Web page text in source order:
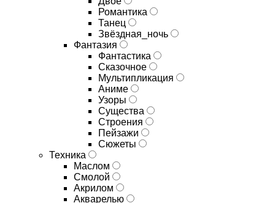
Романтика
Танец
Звёздная_ночь
Фантазия
Фантастика
Сказочное
Мультипликация
Аниме
Узоры
Существа
Строения
Пейзажи
Сюжеты
Техника
Маслом
Смолой
Акрилом
Акварелью